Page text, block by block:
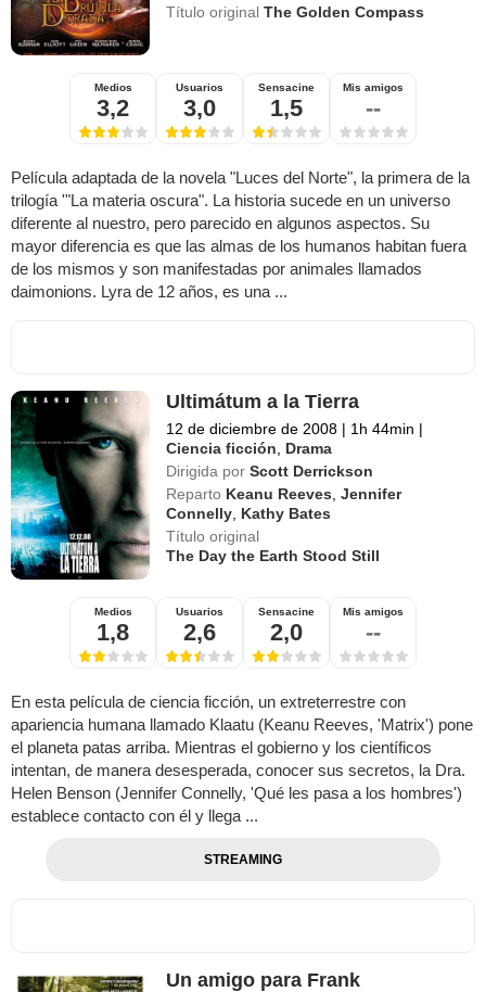
Título originalThe Golden Compass
Medios
3,2
Usuarios
3,0
Sensacine
1,5
Mis amigos
--
Película adaptada de la novela "Luces del Norte", la primera de la
trilogía '"La materia oscura". La historia sucede en un universo
diferente al nuestro, pero parecido en algunos aspectos. Su
mayor diferencia es que las almas de los humanos habitan fuera
de los mismos y son manifestadas por animales llamados
daimonions. Lyra de 12 años, es una ...
Ultimátum a la Tierra
12 de diciembre de 2008 | 1h 44min |
Ciencia ficción, Drama
Dirigida por Scott Derrickson
Reparto Keanu Reeves,Jennifer
Connelly, Kathy Bates
Título original
The Day the Earth Stood Still
Medios
1,8
Usuarios
2,6
Sensacine
2,0
Mis amigos
--
En esta película de ciencia ficción, un extreterrestre con
apariencia humana llamado Klaatu (Keanu Reeves, 'Matrix') pone
el planeta patas arriba. Mientras el gobierno y los científicos
intentan, de manera desesperada, conocer sus secretos, la Dra.
Helen Benson (Jennifer Connelly, 'Qué les pasa a los hombres')
establece contacto con él y llega ...
STREAMING
Un amigo para Frank